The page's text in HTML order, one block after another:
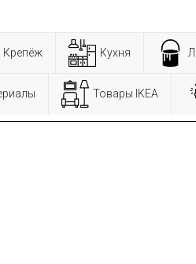
Крепёж Кухня
Товары IKEA